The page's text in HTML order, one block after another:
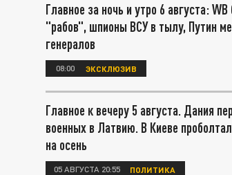
Главное за ночь и утро 6 августа: WB
"рабов", шпионы ВСУ в тылу, Путин
генералов
08:00 ЭКСКЛЮЗИВ
Главное к вечеру 5 августа. Дания
военных в Латвию. В Киеве
на осень
05 АВГУСТА 20:55 ПОЛИТИКА